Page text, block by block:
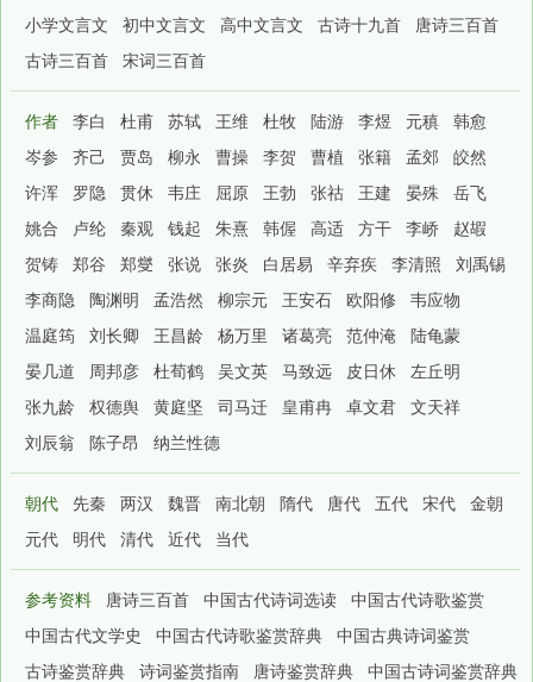
小学文言文
初中文言文 高中文言文 古诗十九首
唐诗三百首
古诗三百首
宋词三百首
作者 李白 杜甫 苏轼 王维 杜牧 陆游 李煜 元稹
韩愈
岑参
齐己 贾岛 柳永 曹操 李贺 曹植 张籍 孟郊
皎然
许浑
罗隐 贯休 韦庄 屈原 王勃 张祜 王建 晏殊
岳飞
姚合
卢纶 秦观 钱起 朱熹 韩偓 高适 方干 李峤
赵嘏
贺铸
郑谷 郑燮 张说 张炎 白居易 辛弃疾 李清照
刘禹锡
李商隐
陶渊明 孟浩然 柳宗元 王安石 欧阳修
韦应物
温庭筠
刘长卿 王昌龄 杨万里 诸葛亮 范仲淹
陆龟蒙
晏几道
周邦彦 杜荀鹤 吴文英 马致远 皮日休
左丘明
张九龄
权德舆 黄庭坚 司马迁 皇甫冉 卓文君
文天祥
刘辰翁
陈子昂 纳兰性德
朝代 先秦 两汉 魏晋 南北朝 隋代 唐代 五代 宋代
金朝
元代
明代 清代 近代 当代
参考资料 唐诗三百首 中国古代诗词选读
中国古代诗歌鉴赏
中国古代文学史
中国古代诗歌鉴赏辞典
中国古典诗词鉴赏
古诗鉴赏辞典
诗词鉴赏指南 唐诗鉴赏辞典
中国古诗词鉴赏辞典